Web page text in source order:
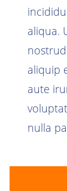
aliqua.
aliquip
aute
nulla